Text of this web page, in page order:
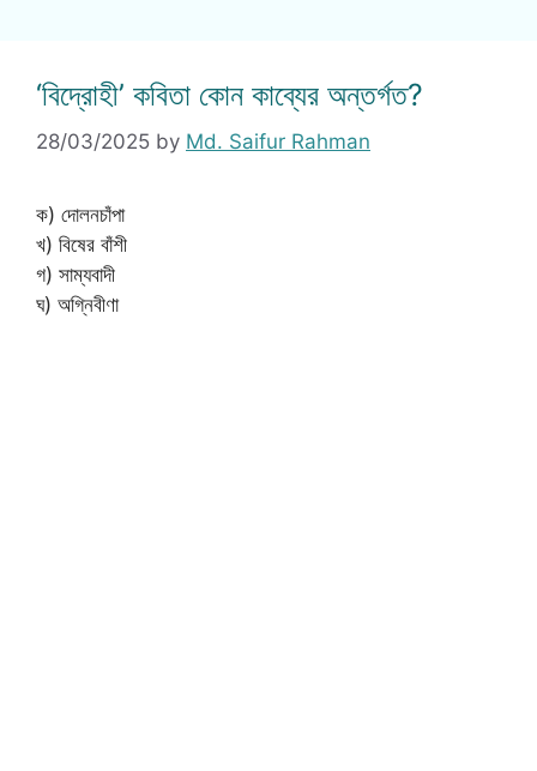
‘বিদ্রোহী’ কবিতা কোন কাব্যের অন্তর্গত?
28/03/2025 by Md. Saifur Rahman
ক) দোলনচাঁপা
খ) বিষের বাঁশী
গ) সাম্যবাদী
ঘ) অগ্নিবীণা